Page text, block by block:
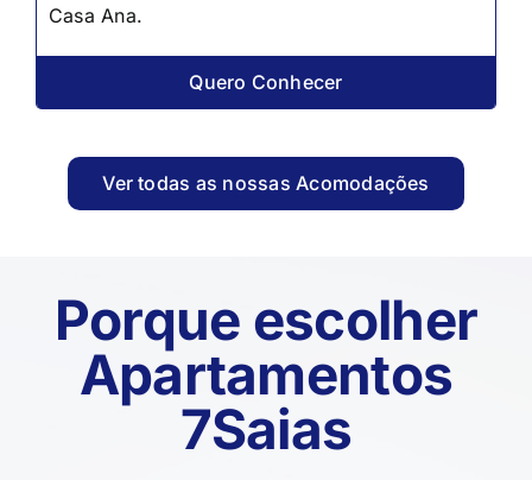
Casa Ana.
Quero Conhecer
Ver todas as nossas Acomodações
Porque escolher
Apartamentos
7Saias